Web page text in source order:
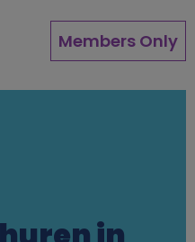
Members Only